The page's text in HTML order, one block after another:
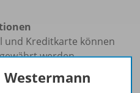
und Kreditkarte können
werden.
Spar-Paket
zu sehen,melden Sie